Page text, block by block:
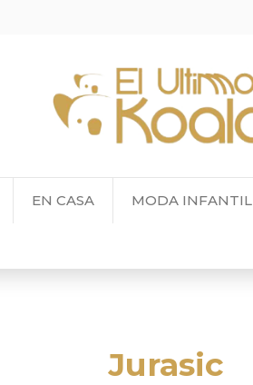
EN CASA MODA INFANTIL
Jurasic